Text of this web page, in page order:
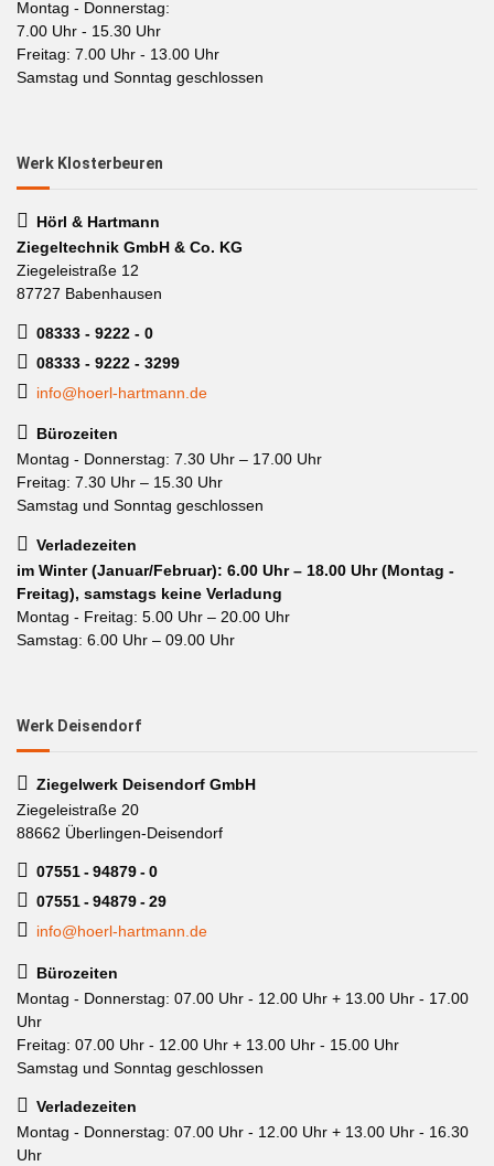
Montag - Donnerstag:
7.00 Uhr - 15.30 Uhr
Freitag: 7.00 Uhr - 13.00 Uhr
Samstag und Sonntag geschlossen
Werk Klosterbeuren
Hörl & Hartmann
Ziegeltechnik GmbH & Co. KG
Ziegeleistraße 12
87727 Babenhausen
08333 - 9222 - 0
08333 - 9222 - 3299
info@hoerl-hartmann.de
Bürozeiten
Montag - Donnerstag: 7.30 Uhr – 17.00 Uhr
Freitag: 7.30 Uhr – 15.30 Uhr
Samstag und Sonntag geschlossen
Verladezeiten
im Winter (Januar/Februar): 6.00 Uhr – 18.00 Uhr (Montag -
Freitag), samstags keine Verladung
Montag - Freitag: 5.00 Uhr – 20.00 Uhr
Samstag: 6.00 Uhr – 09.00 Uhr
Werk Deisendorf
Ziegelwerk Deisendorf GmbH
Ziegeleistraße 20
88662 Überlingen-Deisendorf
07551 - 94879 - 0
07551 - 94879 - 29
info@hoerl-hartmann.de
Bürozeiten
Montag - Donnerstag: 07.00 Uhr - 12.00 Uhr + 13.00 Uhr - 17.00
Uhr
Freitag: 07.00 Uhr - 12.00 Uhr + 13.00 Uhr - 15.00 Uhr
Samstag und Sonntag geschlossen
Verladezeiten
Montag - Donnerstag: 07.00 Uhr - 12.00 Uhr + 13.00 Uhr - 16.30
Uhr